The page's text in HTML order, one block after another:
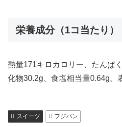
栄養成分（1コ当たり）
熱量171キロカロリー、たんぱ
化物30.2g、食塩相当量0.64g。
スイーツ フジパン